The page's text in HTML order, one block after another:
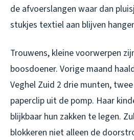
de afvoerslangen waar dan
stukjes textiel aan blijven
Trouwens, kleine voorwerpen
boosdoener. Vorige maand
Veghel Zuid 2 drie munten,
paperclip uit de pomp. Haar
blijkbaar hun zakken te legen.
blokkeren niet alleen de